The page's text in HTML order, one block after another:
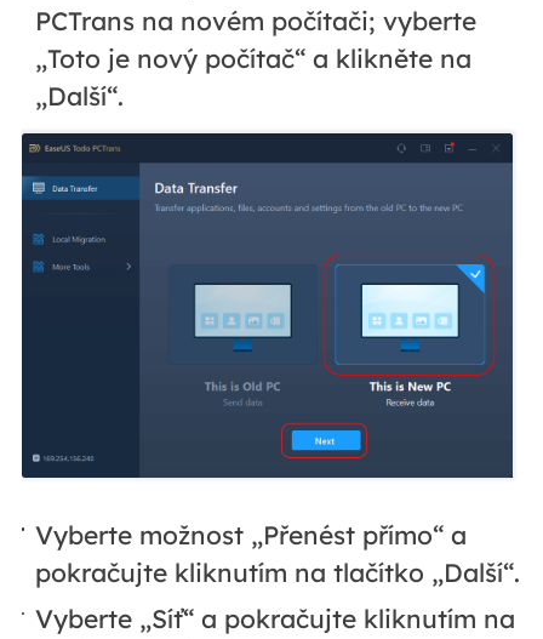
PCTrans na novém počítači; vyberte
„Toto je nový počítač“ a klikněte na
„Další“.
Vyberte možnost „Přenést přímo“ a
pokračujte kliknutím na tlačítko „Další“.
Vyberte „Síť“ a pokračujte kliknutím na